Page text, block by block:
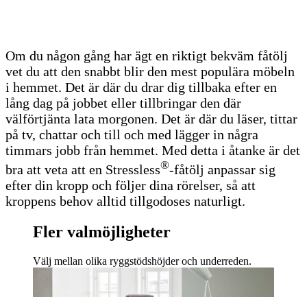
Om du någon gång har ägt en riktigt bekväm fåtölj
vet du att den snabbt blir den mest populära möbeln
i hemmet. Det är där du drar dig tillbaka efter en
lång dag på jobbet eller tillbringar den där
välförtjänta lata morgonen. Det är där du läser, tittar
på tv, chattar och till och med lägger in några
timmars jobb från hemmet. Med detta i åtanke är det
bra att veta att en Stressless®-fåtölj anpassar sig
efter din kropp och följer dina rörelser, så att
kroppens behov alltid tillgodoses naturligt.
Fler valmöjligheter
Välj mellan olika ryggstödshöjder och underreden.